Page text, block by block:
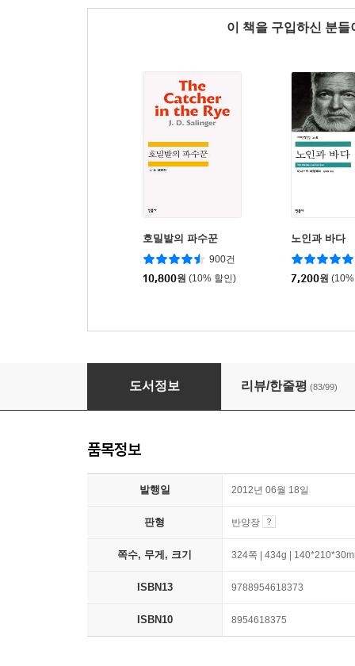
이 책을 구입하신 분
호밀밭의 파수꾼
900건
10,800원 (10% 할인)
노인과 바다
7,200원
프랑켄슈타인
도서정보 리뷰/한줄평 (83/99)
품목정보
발행일 2012년 06월 18일
판형 반양장
쪽수, 무게, 크기 324쪽 | 434g |
ISBN13 9788954618373
ISBN10 8954618375